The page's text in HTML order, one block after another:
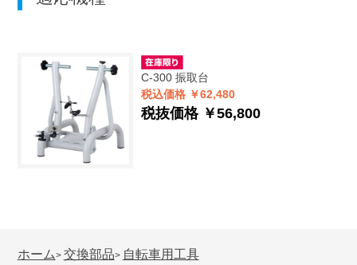
C-300 振取台
税込価格 ￥62,480
税抜価格 ￥56,800
ホーム> 交換部品> 自転車用工具